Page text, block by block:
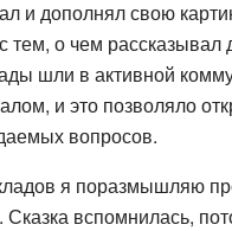
и дополнял свою
тем, о чем рассказывал
шли в активной
и это позволяло
вопросов.
я поразмышляю
Сказка вспомнилась,